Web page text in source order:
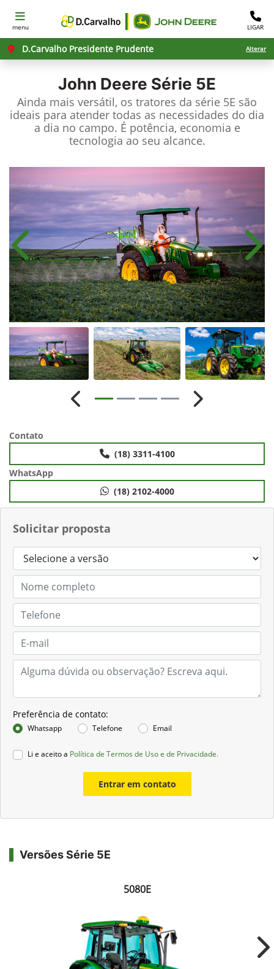
menu LIGAR
D.Carvalho Presidente Prudente Alterar
John Deere Série 5E
Ainda mais versátil, os tratores da série 5E são
ideais para atender todas as necessidades do dia
a dia no campo. É potência, economia e
tecnologia ao seu alcance.
Solicitar proposta
Preferência de contato:
Whatsapp Telefone Email
Li e aceito a Política de Termos de Uso e de Privacidade.
Entrar em contato
Anterior
Anterior Próximo
Contato
(18) 3311-4100
WhatsApp
(18) 2102-4000
Versões Série 5E
5080E